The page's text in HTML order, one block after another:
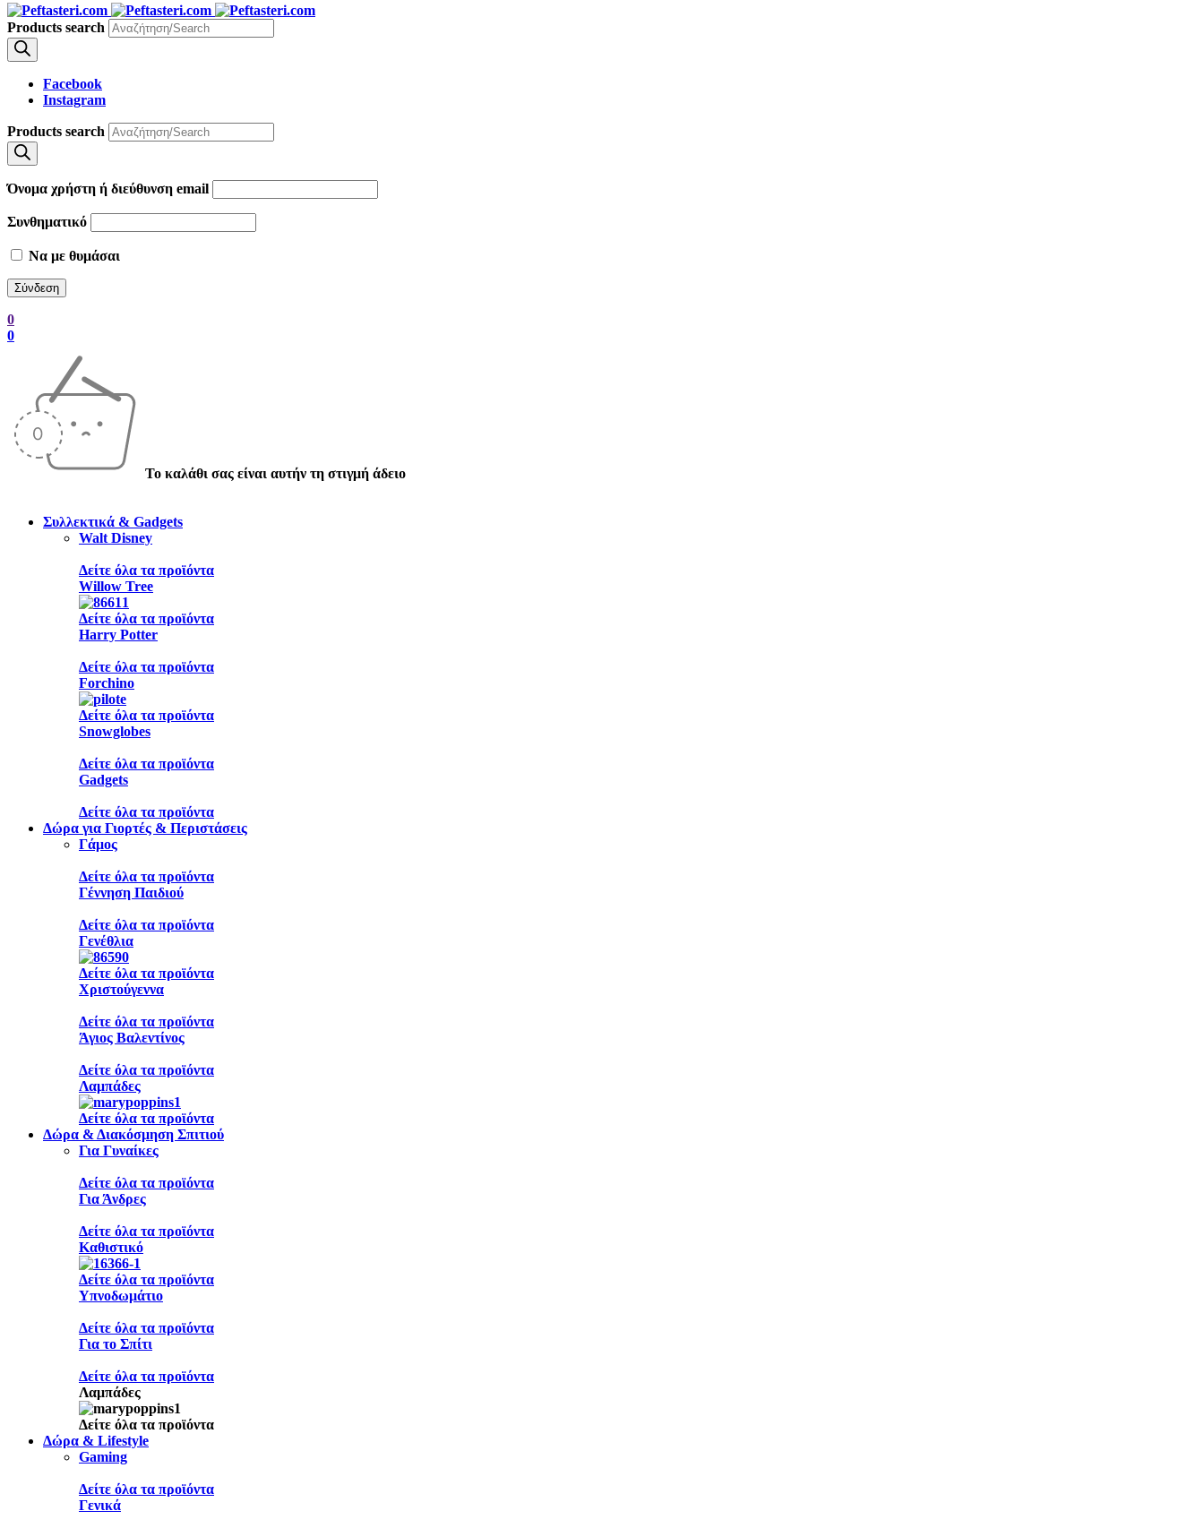
Products search
Facebook
Instagram
Products search
Όνομα χρήστη ή διεύθυνση email
Συνθηματικό
Να με θυμάσαι
0
0
Το καλάθι σας είναι αυτήν τη στιγμή άδειο
Συλλεκτικά & Gadgets
Walt Disney
Δείτε όλα τα προϊόντα
Willow Tree
Δείτε όλα τα προϊόντα
Harry Potter
Δείτε όλα τα προϊόντα
Forchino
Δείτε όλα τα προϊόντα
Snowglobes
Δείτε όλα τα προϊόντα
Gadgets
Δείτε όλα τα προϊόντα
Δώρα για Γιορτές & Περιστάσεις
Γάμος
Δείτε όλα τα προϊόντα
Γέννηση Παιδιού
Δείτε όλα τα προϊόντα
Γενέθλια
Δείτε όλα τα προϊόντα
Χριστούγεννα
Δείτε όλα τα προϊόντα
Άγιος Βαλεντίνος
Δείτε όλα τα προϊόντα
Λαμπάδες
Δείτε όλα τα προϊόντα
Δώρα & Διακόσμηση Σπιτιού
Για Γυναίκες
Δείτε όλα τα προϊόντα
Για Άνδρες
Δείτε όλα τα προϊόντα
Καθιστικό
Δείτε όλα τα προϊόντα
Υπνοδωμάτιο
Δείτε όλα τα προϊόντα
Για το Σπίτι
Δείτε όλα τα προϊόντα
Λαμπάδες
Δείτε όλα τα προϊόντα
Δώρα & Lifestyle
Gaming
Δείτε όλα τα προϊόντα
Γενικά